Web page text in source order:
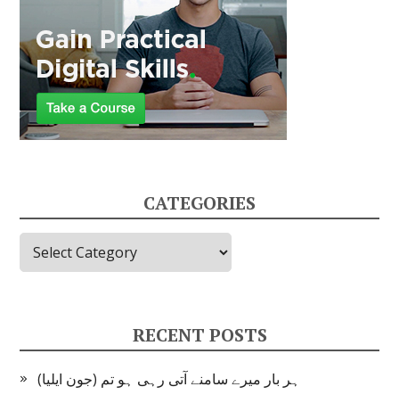
CATEGORIES
Categories
RECENT POSTS
ہر بار میرے سامنے آتی رہی ہو تم (جون ایلیا)